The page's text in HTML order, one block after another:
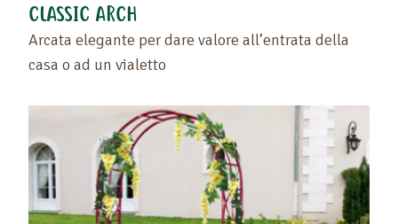
CLASSIC ARCH
Arcata elegante per dare valore all’entrata della
casa o ad un vialetto
vuoto situato a sinistra di questo testo .
Ritrovate i vostri preferiti sulla pagina "I vostri
prodotti preferiti" o cliccando di nuovo sul cuore.